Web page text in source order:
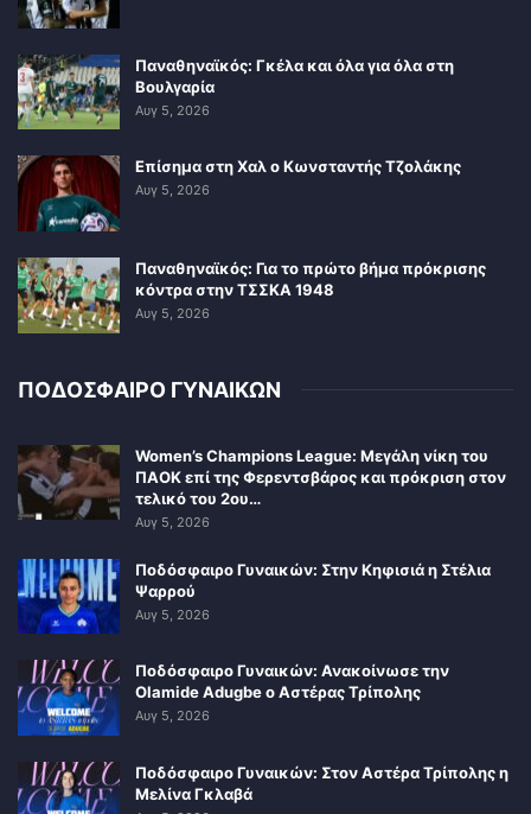
Παναθηναϊκός: Γκέλα και όλα για όλα στη
Βουλγαρία
Αυγ 5, 2026
Επίσημα στη Χαλ ο Κωνσταντής Τζολάκης
Αυγ 5, 2026
Παναθηναϊκός: Για το πρώτο βήμα πρόκρισης
κόντρα στην ΤΣΣΚΑ 1948
Αυγ 5, 2026
ΠΟΔΟΣΦΑΙΡΟ ΓΥΝΑΙΚΩΝ
Women’s Champions League: Μεγάλη νίκη του
ΠΑΟΚ επί της Φερεντσβάρος και πρόκριση στον
τελικό του 2ου…
Αυγ 5, 2026
Ποδόσφαιρο Γυναικών: Στην Κηφισιά η Στέλια
Ψαρρού
Αυγ 5, 2026
Ποδόσφαιρο Γυναικών: Ανακοίνωσε την
Olamide Adugbe ο Αστέρας Τρίπολης
Αυγ 5, 2026
Ποδόσφαιρο Γυναικών: Στον Αστέρα Τρίπολης η
Μελίνα Γκλαβά